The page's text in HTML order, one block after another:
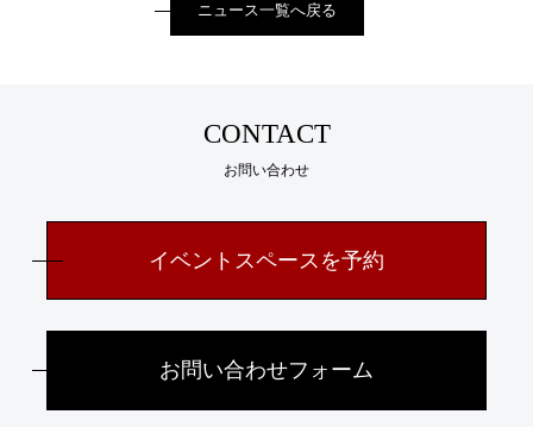
ニュース一覧へ戻る
CONTACT
お問い合わせ
イベントスペースを予約
お問い合わせフォーム